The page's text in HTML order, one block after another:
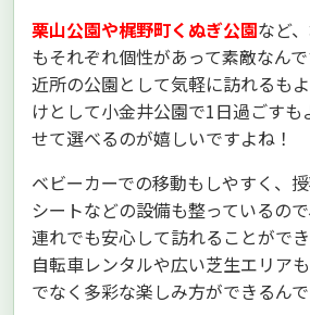
栗山公園や梶野町くぬぎ公園など
もそれぞれ個性があって素敵なんで
近所の公園として気軽に訪れるも
けとして小金井公園で1日過ごすも
せて選べるのが嬉しいですよね！
ベビーカーでの移動もしやすく、
シートなどの設備も整っているの
連れでも安心して訪れることができ
自転車レンタルや広い芝生エリア
でなく多彩な楽しみ方ができるんで